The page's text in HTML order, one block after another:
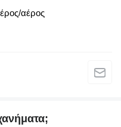
αέρος